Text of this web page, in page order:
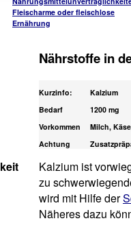
Fleischarme oder fleischlose
Ernährung
Nährstoffe in
Kurzinfo:
Kalzium
Bedarf
1200 mg
Vorkommen
Milch,
Achtung
Kalzium ist
zu
wird mit Hilfe der
Näheres dazu